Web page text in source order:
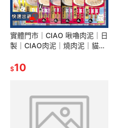
實體門市｜CIAO 啾嚕肉泥｜日
製｜CIAO肉泥｜燒肉泥｜貓零
PURE｜貓肉泥｜翔帥寵物生活
$10